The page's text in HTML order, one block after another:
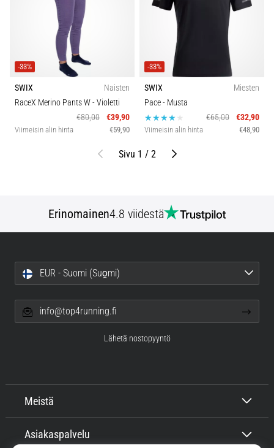
-33%
SWIX
Naisten
RaceX Merino Pants W- Violetti
€80,00
€39,90
Viimeisin alin hinta €59,90
-33%
SWIX
Miesten
Pace- Musta
€65,00
€32,90
Viimeisin alin hinta €48,90
EdellinenSivu 1 / 2 Seuraava
Erinomainen4.8 viidestä
Meistä
Asiakaspalvelu
EUR - Suomi (Suo̯mi)
info@top4running.fi
Lähetä nostopyyntö